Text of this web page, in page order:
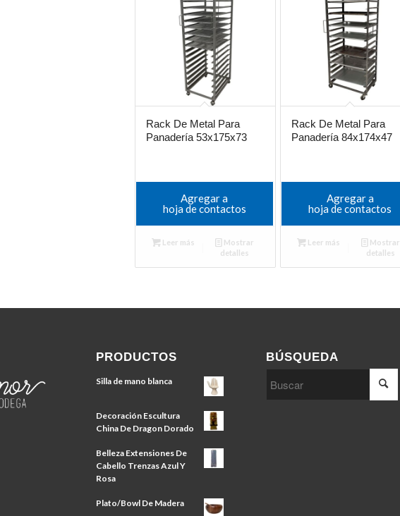
Rack De Metal Para
Panadería 53x175x73
Agregar a
hoja de contactos
Leer más
Mostrar
detalles
Rack De Metal Para
Panadería 84x174x47
Agregar a
hoja de contactos
Leer más
Mostrar
detalles
PRODUCTOS
Silla de mano blanca
Decoración Escultura
China De Dragon Dorado
Belleza Extensiones De
Cabello Trenzas Azul Y
Rosa
Plato/Bowl De Madera
BÚSQUEDA